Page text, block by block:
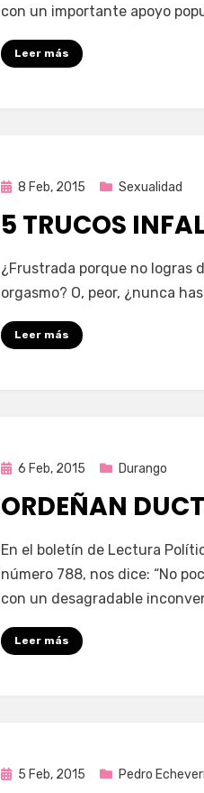
con un importante apoyo
Leer más
Publicada
8 Feb, 2015 Sexualidad
5 TRUCOS
porEnrique
¿Frustrada porque no logras
orgasmo? O, peor, ¿nunca
Leer más
Publicada
6 Feb, 2015 Durango
ORDEÑAN
porEnrique
En el boletín de Lectura
número 788, nos dice: “No
con un desagradable
Leer más
Publicada
5 Feb, 2015 Pedro